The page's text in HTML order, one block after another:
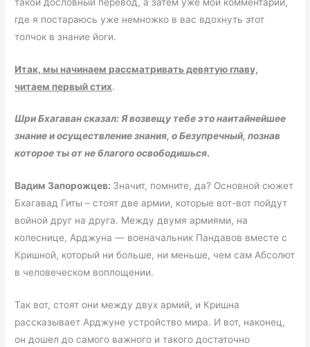
где я постараюсь уже немножко в вас вдохнуть этот
толчок в знание йоги.
Итак, мы начинаем рассматривать девятую главу,
читаем первый стих.
Шри Бхагаван сказал: Я возвещу тебе это наитайнейшее
знание и осуществление знания, о Безупречный, познав
которое ты от не благого освободишься.
Вадим Запорожцев: Значит, помните, да? Основной сюжет
Бхагавад Гиты – стоят две армии, которые вот-вот пойдут
войной друг на друга. Между двумя армиями, на
колеснице, Арджуна — военачальник Пандавов вместе с
Кришной, который ни больше, ни меньше, чем сам Абсолют
в человеческом воплощении.
Так вот, стоят они между двух армий, и Кришна
рассказывает Арджуне устройство мира. И вот, наконец,
он дошел до самого важного и такого достаточно